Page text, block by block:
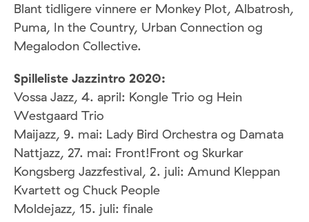
Blant tidligere vinnere er Monkey Plot, Albatrosh,
Puma, In the Country, Urban Connection og
Megalodon Collective.
Spilleliste Jazzintro 2020:
Vossa Jazz, 4. april: Kongle Trio og Hein
Westgaard Trio
Maijazz, 9. mai: Lady Bird Orchestra og Damata
Nattjazz, 27. mai: Front!Front og Skurkar
Kongsberg Jazzfestival, 2. juli: Amund Kleppan
Kvartett og Chuck People
Moldejazz, 15. juli: finale